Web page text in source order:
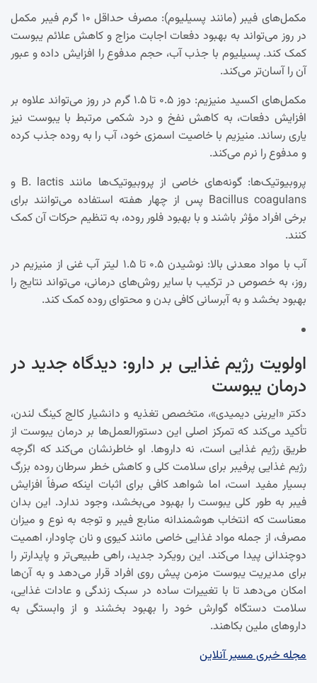
مکمل‌های فیبر (مانند پسیلیوم): مصرف حداقل ۱۰ گرم فیبر مکمل
در روز می‌تواند به بهبود دفعات اجابت مزاج و کاهش علائم یبوست
کمک کند. پسیلیوم با جذب آب، حجم مدفوع را افزایش داده و عبور
آن را آسان‌تر می‌کند.
مکمل‌های اکسید منیزیم: دوز ۰.۵ تا ۱.۵ گرم در روز می‌تواند علاوه بر
افزایش دفعات، به کاهش نفخ و درد شکمی مرتبط با یبوست نیز
یاری رساند. منیزیم با خاصیت اسمزی خود، آب را به روده جذب کرده
و مدفوع را نرم می‌کند.
پروبیوتیک‌ها: گونه‌های خاصی از پروبیوتیک‌ها مانند B. lactis و
Bacillus coagulans پس از چهار هفته استفاده می‌توانند برای
برخی افراد مؤثر باشند و با بهبود فلور روده، به تنظیم حرکات آن کمک
کنند.
آب با مواد معدنی بالا: نوشیدن ۰.۵ تا ۱.۵ لیتر آب غنی از منیزیم در
روز، به خصوص در ترکیب با سایر روش‌های درمانی، می‌تواند نتایج را
بهبود بخشد و به آبرسانی کافی بدن و محتوای روده کمک کند.
اولویت رژیم غذایی بر دارو: دیدگاه جدید در
درمان یبوست
دکتر «ایرینی دیمیدی»، متخصص تغذیه و دانشیار کالج کینگ لندن،
تأکید می‌کند که تمرکز اصلی این دستورالعمل‌ها بر درمان یبوست از
طریق رژیم غذایی است، نه داروها. او خاطرنشان می‌کند که اگرچه
رژیم غذایی پرفیبر برای سلامت کلی و کاهش خطر سرطان روده بزرگ
بسیار مفید است، اما شواهد کافی برای اثبات اینکه صرفاً افزایش
فیبر به طور کلی یبوست را بهبود می‌بخشد، وجود ندارد. این بدان
معناست که انتخاب هوشمندانه منابع فیبر و توجه به نوع و میزان
مصرف، از جمله مواد غذایی خاصی مانند کیوی و نان چاودار، اهمیت
دوچندانی پیدا می‌کند. این رویکرد جدید، راهی طبیعی‌تر و پایدارتر را
برای مدیریت یبوست مزمن پیش روی افراد قرار می‌دهد و به آن‌ها
امکان می‌دهد تا با تغییرات ساده در سبک زندگی و عادات غذایی،
سلامت دستگاه گوارش خود را بهبود بخشند و از وابستگی به
داروهای ملین بکاهند.
مجله خبری مسیر آنلاین